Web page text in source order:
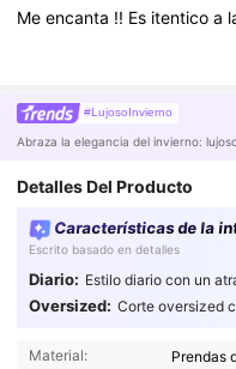
Meencanta !! Es itenticoa
#LujosoInvierno
Abraza la elegancia del invierno:
Detalles Del Producto
Características de la
Escrito basado en detalles
Diario: Estilo diario con un
Oversized: Corte oversized
Material:
Prendas